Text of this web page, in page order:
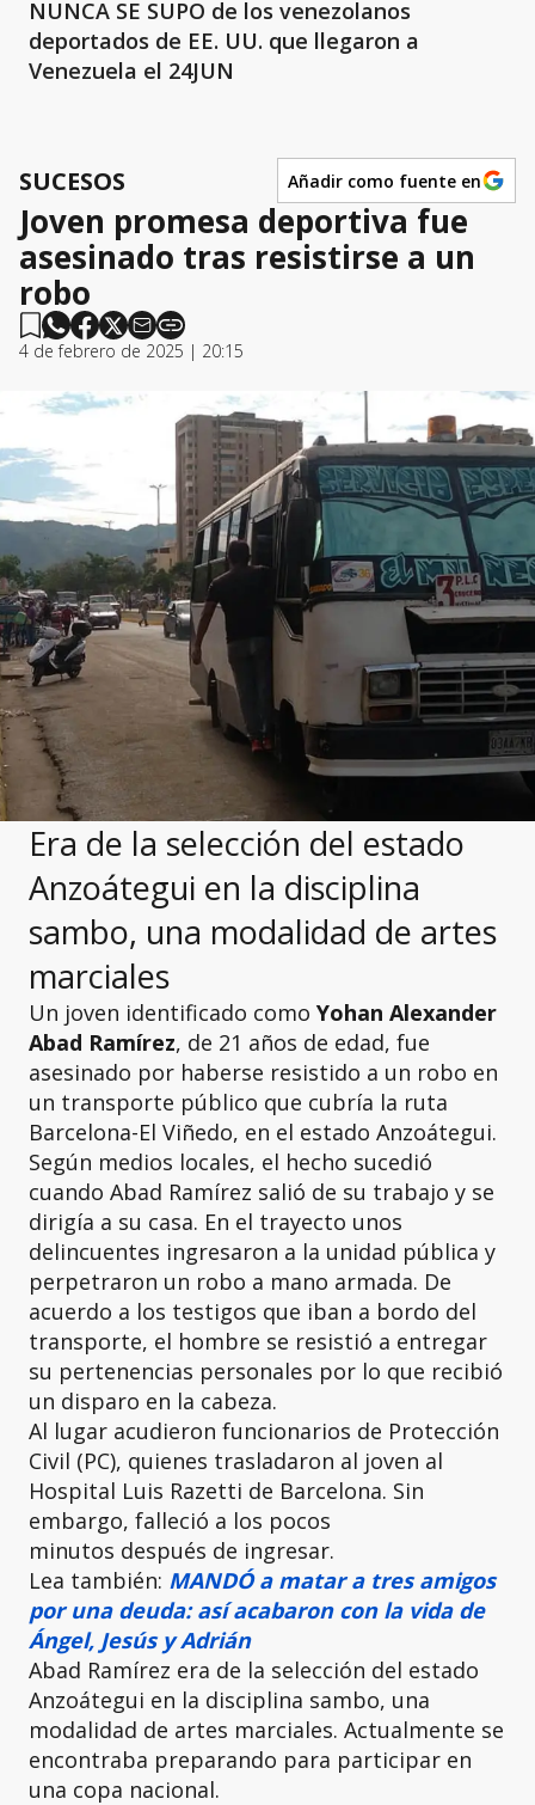
NUNCA SE SUPO de los venezolanos
deportados de EE. UU. que llegaron a
Venezuela el 24JUN
SUCESOS Añadir como fuente en
Joven promesa deportiva fue
asesinado tras resistirse a un
robo
4 de febrero de 2025 | 20:15
Era de la selección del estado
Anzoátegui en la disciplina
sambo, una modalidad de artes
marciales
Un joven identificado como Yohan Alexander
Abad Ramírez, de 21 años de edad, fue
asesinado por haberse resistido a un robo en
un transporte público que cubría la ruta
Barcelona-El Viñedo, en el estado Anzoátegui.
Según medios locales, el hecho sucedió
cuando Abad Ramírez salió de su trabajo y se
dirigía a su casa. En el trayecto unos
delincuentes ingresaron a la unidad pública y
perpetraron un robo a mano armada. De
acuerdo a los testigos que iban a bordo del
transporte, el hombre se resistió a entregar
su pertenencias personales por lo que recibió
un disparo en la cabeza.
Al lugar acudieron funcionarios de Protección
Civil (PC), quienes trasladaron al joven al
Hospital Luis Razetti de Barcelona. Sin
embargo, falleció a los pocos
minutos después de ingresar.
Lea también: MANDÓ a matar a tres amigos
por una deuda: así acabaron con la vida de
Ángel, Jesús y Adrián
Abad Ramírez era de la selección del estado
Anzoátegui en la disciplina sambo, una
modalidad de artes marciales. Actualmente se
encontraba preparando para participar en
una copa nacional.